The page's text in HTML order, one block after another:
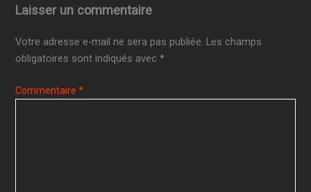
Laisser un commentaire
Votre adresse e-mail ne sera pas publiée. Les champs
obligatoires sont indiqués avec*
Commentaire*